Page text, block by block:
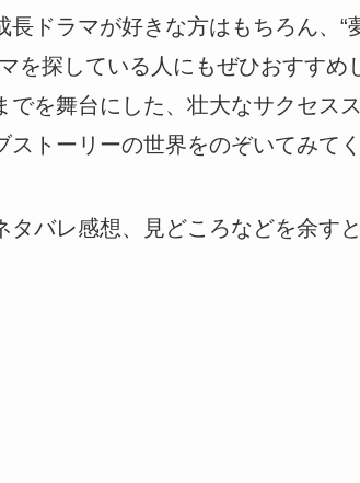
ドラマが好きな方はもちろん、“
を探している人にもぜひおすすめ
を舞台にした、壮大なサクセス
トーリーの世界をのぞいてみて
バレ感想、見どころなどを余す